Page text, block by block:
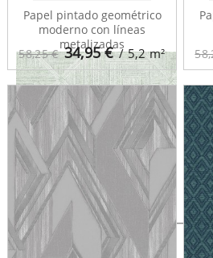
Scott Rhombus 681413
58,25 € 34,95€ / 5,2m²
Papel pintado geométrico
moderno con líneas
metalizadas